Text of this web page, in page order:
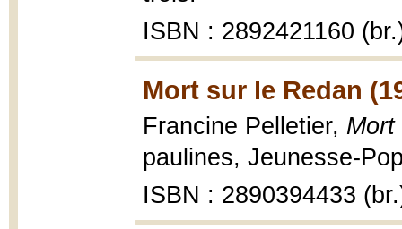
ISBN : 2892421160
Mort sur le Redan
Francine Pelletier, Mort
paulines, Jeunesse-
ISBN : 2890394433